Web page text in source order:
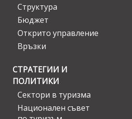
Структура
Бюджет
Открито управление
Връзки
СТРАТЕГИИ И
ПОЛИТИКИ
Сектори в туризма
Национален съвет